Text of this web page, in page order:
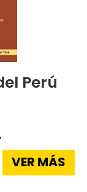
Perú
VER MÁS